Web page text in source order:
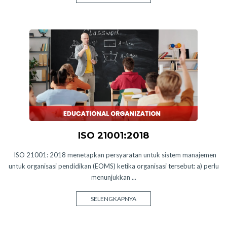
ISO 21001:2018
ISO 21001: 2018 menetapkan persyaratan untuk sistem manajemen
untuk organisasi pendidikan (EOMS) ketika organisasi tersebut: a) perlu
menunjukkan ...
SELENGKAPNYA